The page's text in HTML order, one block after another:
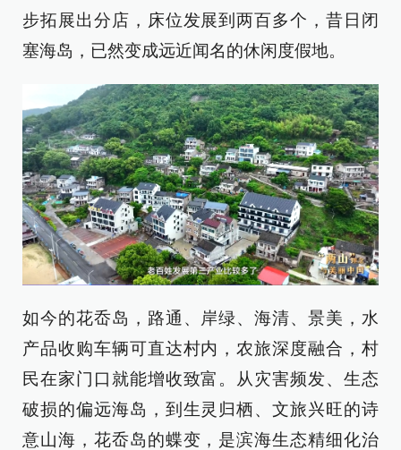
步拓展出分店，床位发展到两百多个，昔日闭
塞海岛，已然变成远近闻名的休闲度假地。
如今的花岙岛，路通、岸绿、海清、景美，水
产品收购车辆可直达村内，农旅深度融合，村
民在家门口就能增收致富。从灾害频发、生态
破损的偏远海岛，到生灵归栖、文旅兴旺的诗
意山海，花岙岛的蝶变，是滨海生态精细化治